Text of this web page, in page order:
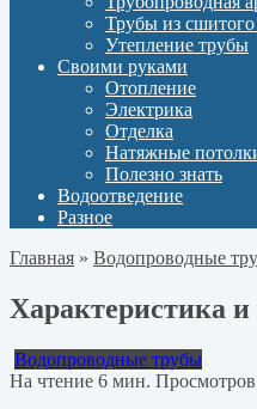
Трубы из
Утепление трубы
Своими руками
Отопление
Электрика
Отделка
Натяжные
Полезно знать
Водоотведение
Разное
Главная » Водопроводные
Характеристика
Водопроводные трубы
На чтение 6 мин. Просмотров